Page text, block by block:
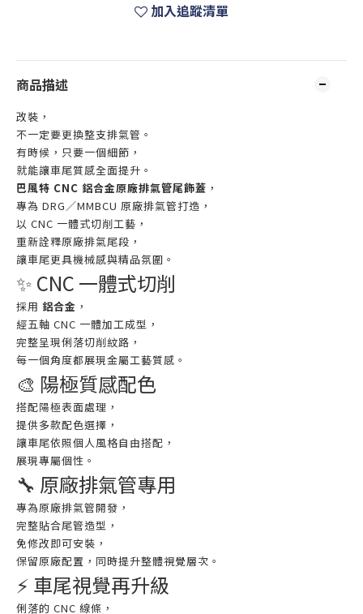
加入追蹤清單
商品描述
改裝，
不一定要更換整支排氣管。
有時候，只要一個細節，
就能讓車尾質感全面提升。
巴風特 CNC 鋁合金原廠排氣管尾飾蓋 ，
專為 DRG／MMBCU 原廠排氣管打造，
以 CNC 一體式切削工藝，
重新詮釋原廠排氣尾段，
讓車尾更具機械感與精品氛圍。
✨ CNC 一體式切削
採用 鋁合金 ，
經五軸 CNC 一體加工成型，
完整呈現俐落切削紋路，
每一個角度都展現金屬工藝質感。
🎨 陽極質感配色
搭配陽極表面處理，
提供多款配色選擇，
讓車尾依照個人風格自由搭配，
展現專屬個性。
🔧 原廠排氣管專用
專為原廠排氣管開發，
完整貼合尾管造型，
免修改即可安裝，
保留原廠配置，同時提升整體視覺層次。
⚡ 車尾視覺再升級
俐落的 CNC 線條，